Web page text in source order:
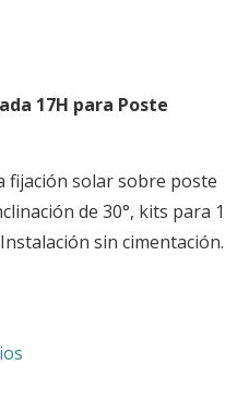
17H para Poste
fijación solar sobre poste
de 30°, kits para 1
sin cimentación.